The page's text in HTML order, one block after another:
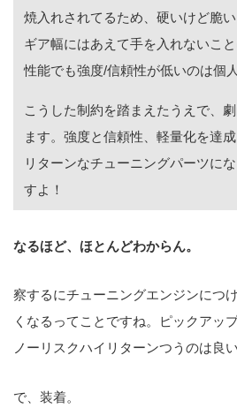
焼入れされてるため、硬いけど脆い
ギア幅にはあえて手を入れないこ
性能でも強度/信頼性が低いのは個
こうした制約を踏まえたうえで、
ます。強度と信頼性、軽量化を達
リターンなチューニングパーツに
すよ！
なるほど、ほとんどわからん。
察するにチューニングエンジンにつ
くなるってことですね。ピックアッ
ノーリスクハイリターンつうのは良い
で、装着。